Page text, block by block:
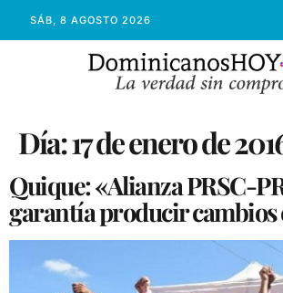
SÁB, 8 AGOSTO 2026
Día:17 de enero de
Quique: «Alianza PRSC-
garantía producir cambios